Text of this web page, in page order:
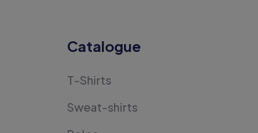
Catalogue
T-Shirts
Sweat-shirts